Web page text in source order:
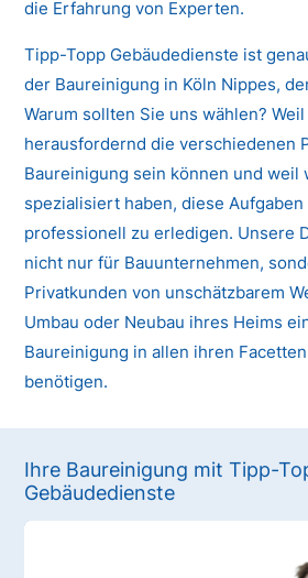
die Erfahrung von Experten.
Tipp-Topp Gebäudedienste ist
der Baureinigung in Köln Nippes,
Warum sollten Sie uns wählen?
herausfordernd die verschiedenen
Baureinigung sein können und weil
spezialisiert haben, diese
professionell zu erledigen. Unsere
nicht nur für Bauunternehmen,
Privatkunden von unschätzbarem
Umbau oder Neubau ihres Heims
Baureinigung in allen ihren
benötigen.
Ihre Baureinigung mit Tipp-
Gebäudedienste